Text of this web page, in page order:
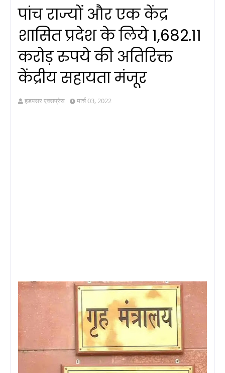
पांच राज्यों और एक केंद्र
शासित प्रदेश के लिये 1,682.11
करोड़ रुपये की अतिरिक्त
केंद्रीय सहायता मंजूर
हडपसर एक्सप्रेस मार्च 03, 2022